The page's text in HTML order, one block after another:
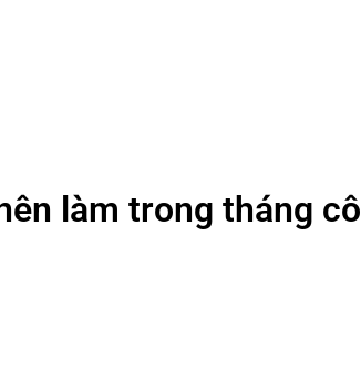
làm trong tháng cô